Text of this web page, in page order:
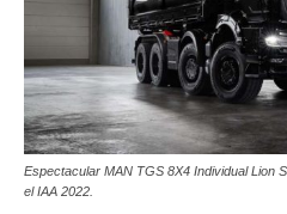
Espectacular MAN TGS 8X4 Individual Lion
el IAA 2022.